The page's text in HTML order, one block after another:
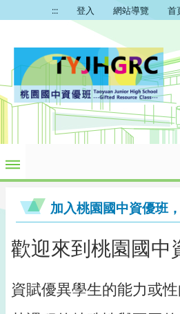
::: 登入 網站導覽 首
加入桃園國中資優班
歡迎來到桃園國中
資賦優異學生的能力或